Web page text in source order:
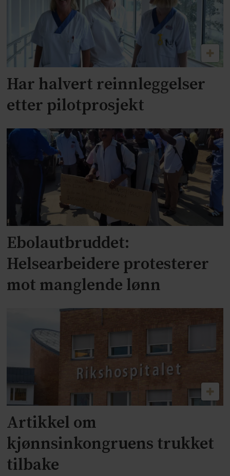
Har halvert reinnleggelser
etter pilotprosjekt
Ebolautbruddet:
Helsearbeidere protesterer
mot manglende lønn
Artikkel om
kjønnsinkongruens trukket
tilbake